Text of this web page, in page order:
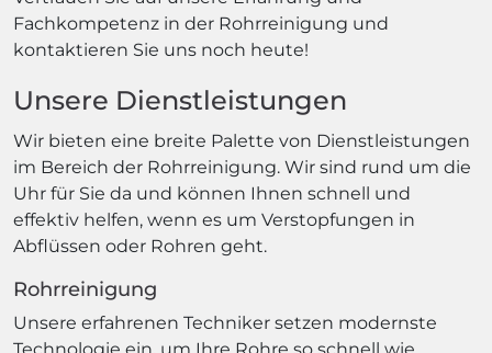
Fachkompetenz in der Rohrreinigung und
kontaktieren Sie uns noch heute!
Unsere Dienstleistungen
Wir bieten eine breite Palette von Dienstleistungen
im Bereich der Rohrreinigung. Wir sind rund um die
Uhr für Sie da und können Ihnen schnell und
effektiv helfen, wenn es um Verstopfungen in
Abflüssen oder Rohren geht.
Rohrreinigung
Unsere erfahrenen Techniker setzen modernste